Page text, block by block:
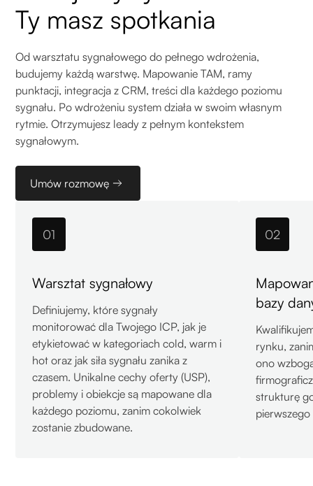
Ty masz spotkania
Od warsztatu sygnałowego do pełnego wdrożenia,
budujemy każdą warstwę. Mapowanie TAM, ramy
punktacji, integracja z CRM, treści dla każdego poziomu
sygnału. Po wdrożeniu system działa w swoim własnym
rytmie. Otrzymujesz leady z pełnym kontekstem
sygnałowym.
Umów rozmowę
01
Warsztat sygnałowy
Definiujemy, które sygnały
monitorować dla Twojego ICP, jak je
etykietować w kategoriach cold, warm i
hot oraz jak siła sygnału zanika z
czasem. Unikalne cechy oferty (USP),
problemy i obiekcje są mapowane dla
każdego poziomu, zanim cokolwiek
zostanie zbudowane.
02
bazy
rynku,
ono
strukturę